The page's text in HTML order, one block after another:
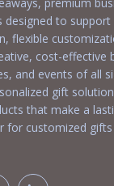
premium
to support
flexible
cost-effective
and events of all
gift
that make a
for customized